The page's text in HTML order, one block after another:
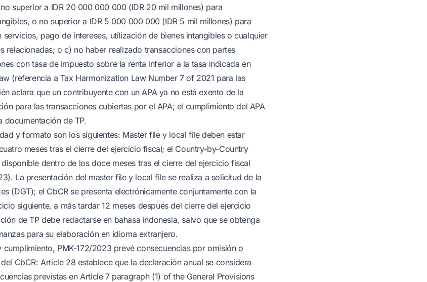
superior a IDR 20 000 000 000 (IDR 20 mil millones) para
o no superior a IDR 5 000 000 000 (IDR 5 mil millones) para
pago de intereses, utilización de bienes intangibles o cualquier
relacionadas; o c) no haber realizado transacciones con partes
con tasa de impuesto sobre la renta inferior a la tasa indicada en
(referencia a Tax Harmonization Law Number 7 of 2021 para las
aclara que un contribuyente con un APA ya no está exento de la
para las transacciones cubiertas por el APA; el cumplimiento del APA
documentación de TP.
y formato son los siguientes: Master file y local file deben estar
meses tras el cierre del ejercicio fiscal; el Country-by-Country
dentro de los doce meses tras el cierre del ejercicio fiscal
La presentación del master file y local file se realiza a solicitud de la
(DGT); el CbCR se presenta electrónicamente conjuntamente con la
siguiente, a más tardar 12 meses después del cierre del ejercicio
de TP debe redactarse en bahasa indonesia, salvo que se obtenga
para su elaboración en idioma extranjero.
cumplimiento, PMK-172/2023 prevé consecuencias por omisión o
CbCR: Article 28 establece que la declaración anual se considera
previstas en Article 7 paragraph (1) of the General Provisions